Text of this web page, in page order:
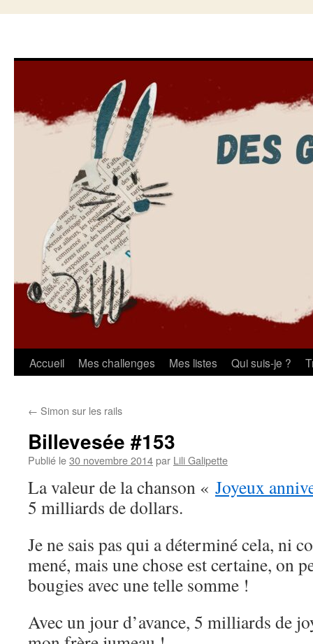
Aller
contenu
Accueil Mes challenges Mes listes Qui suis-je ?
← Simon sur les rails
Billevesée #153
Publié le30 novembre 2014par Lili Galipette
La valeur de la chanson « Joyeux
5 milliards de dollars.
Je ne sais pas qui a déterminé cela, ni
mené, mais une chose est certaine, on
bougies avec une telle somme !
Avec un jour d’avance, 5 milliards de